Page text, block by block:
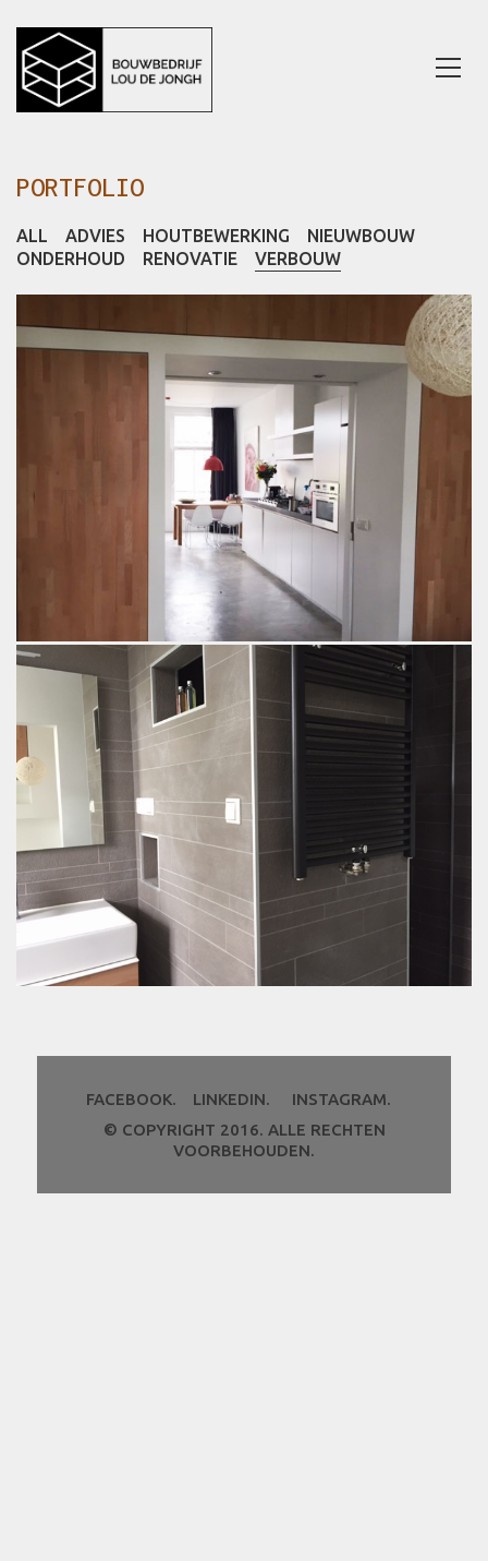
PORTFOLIO
ALL ADVIES HOUTBEWERKING
NIEUWBOUW
ONDERHOUD
RENOVATIE VERBOUW
FACEBOOK. LINKEDIN.
INSTAGRAM.
© COPYRIGHT 2016. ALLE RECHTEN
VOORBEHOUDEN.